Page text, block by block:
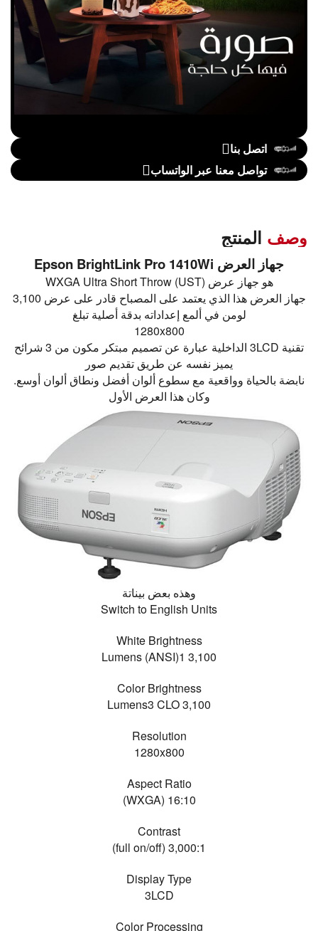
اتصل بنا
تواصل معنا عبر الواتساب
وصف المنتج
جهاز العرض Epson BrightLink Pro 1410Wi
هو جهاز عرض WXGA Ultra Short Throw (UST)
جهاز العرض هذا الذي يعتمد على المصباح قادر على عرض 3,100
لومن في ألمع إعداداته بدقة أصلية تبلغ
1280x800
تقنية 3LCD الداخلية عبارة عن تصميم مبتكر مكون من 3 شرائح
يميز نفسه عن طريق تقديم صور
نابضة بالحياة وواقعية مع سطوع ألوان أفضل ونطاق ألوان أوسع.
وكان هذا العرض الأول
وهذه بعض بيناتة
Switch to English Units
White Brightness
3,100 Lumens (ANSI)1
Color Brightness
3,100 Lumens3 CLO
Resolution
1280x800
Aspect Ratio
16:10 (WXGA)
Contrast
3,000:1 (full on/off)
Display Type
3LCD
Color Processing